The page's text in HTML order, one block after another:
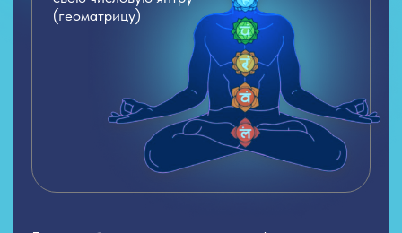
СЕРЕБРО, 3 КЛЮЧЕВЫЕ ЧАКРЫ
18 555 ₽
НАБОР
*доставка считается индивидуально